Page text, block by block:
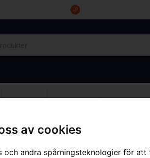
av cookies
och andra spårningsteknologier för
OM OSS KONTAKT